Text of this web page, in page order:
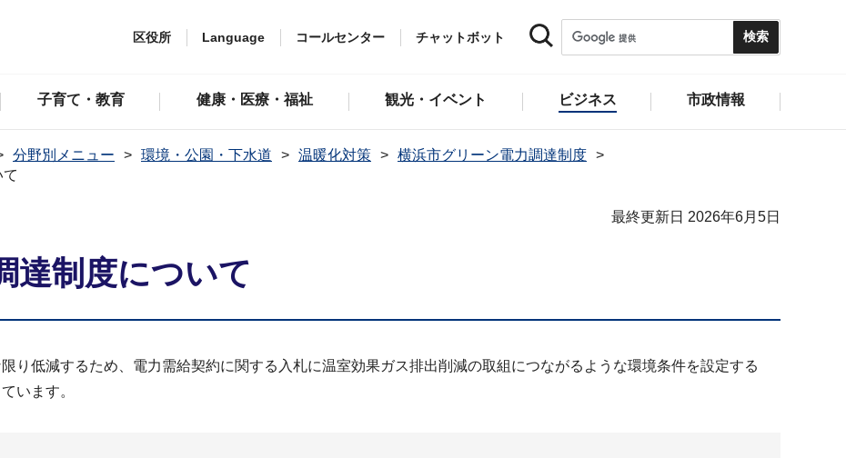
区役所 Language コールセンター チャットボット
子育て・教育 健康・医療・福祉 観光・イベント ビジネス 市政情報
分野別メニュー 環境・公園・下水道 温暖化対策
横浜市グリーン電力調達制度
最終更新日 2026年6月5日
達制度について
り低減するため、電力需給契約に関する入札に温室効果ガス排出削減の取組につながるような環境条件を設定する
います。